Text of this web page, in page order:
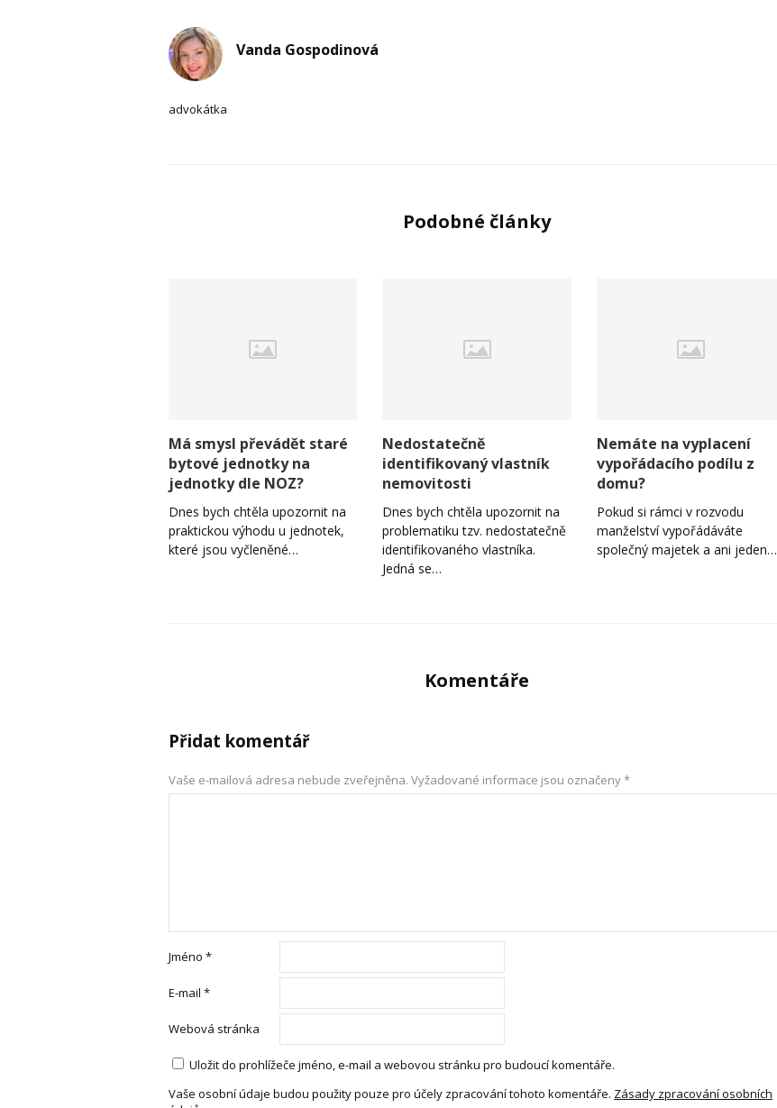
Vanda Gospodinová
advokátka
Podobné články
Má smysl převádět staré
bytové jednotky na
jednotky dle NOZ?
Dnes bych chtěla upozornit na
praktickou výhodu u jednotek,
které jsou vyčleněné…
Nedostatečně
identifikovaný vlastník
nemovitosti
Dnes bych chtěla upozornit na
problematiku tzv. nedostatečně
identifikovaného vlastníka.
Jedná se…
Nemáte na vyplacení
vypořádacího podílu z
domu?
Pokud si rámci v rozvodu
manželství vypořádáváte
společný majetek a ani jeden…
Komentáře
Přidat komentář
Vaše e-mailová adresa nebude zveřejněna. Vyžadované informace jsou označeny*
Jméno *
E-mail *
Webová stránka
Uložit do prohlížeče jméno, e-mail a webovou stránku pro budoucí komentáře.
Vaše osobní údaje budou použity pouze pro účely zpracování tohoto komentáře. Zásady zpracování osobních